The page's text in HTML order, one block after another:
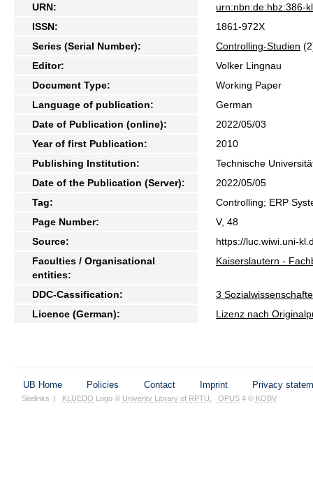
URN:
urn:nbn:de:hbz:386-
ISSN:
1861-972X
Series (Serial Number):
Controlling-Studien
Editor:
Volker Lingnau
Document Type:
Working Paper
Language of publication:
German
Date of Publication (online):
2022/05/03
Year of first Publication:
2010
Publishing Institution:
Technische
Date of the Publication (Server):
2022/05/05
Tag:
Controlling; ERP
Page Number:
V, 48
Source:
https://luc.wiwi.uni-
Faculties / Organisational
entities:
Kaiserslautern -
DDC-Cassification:
3
Licence (German):
Lizenz nach
UB Home Policies Contact Imprint Privacy
Sitelinks | KLUEDO Logo © Univerity Library of RPTU OPUS4 © KOBV